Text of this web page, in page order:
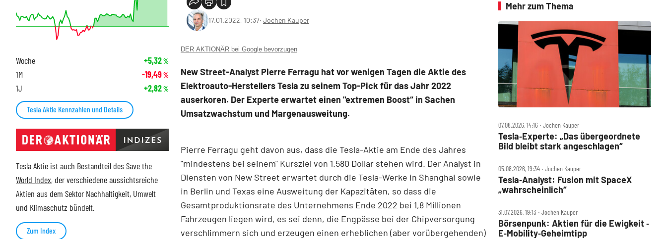
17.01.2022, 10:37‧ Jochen Kauper
DER AKTIONÄR bei Google bevorzugen
New Street-Analyst Pierre Ferragu hat vor wenigen Tagen die Aktie des
Elektroauto-Herstellers Tesla zu seinem Top-Pick für das Jahr 2022
auserkoren. Der Experte erwartet einen "extremen Boost“ in Sachen
Umsatzwachstum und Margenausweitung.
Pierre Ferragu geht davon aus, dass die Tesla-Aktie am Ende des Jahres
"mindestens bei seinem" Kursziel von 1.580 Dollar stehen wird. Der Analyst in
Diensten von New Street erwartet durch die Tesla-Werke in Shanghai sowie
in Berlin und Texas eine Ausweitung der Kapazitäten, so dass die
Gesamtproduktionsrate des Unternehmens Ende 2022 bei 1,8 Millionen
Fahrzeugen liegen wird, es sei denn, die Engpässe bei der Chipversorgung
verschlimmern sich und erzeugen einen erheblichen (aber vorübergehenden)
Woche +5,32%
1M -19,49%
1J +2,82%
Tesla Aktie Kennzahlen und Details
Tesla Aktie ist auch Bestandteil desSave the
World Index, der verschiedene aussichtsreiche
Aktien aus dem Sektor Nachhaltigkeit, Umwelt
und Klimaschutz bündelt.
Zum Index
Mehr zum Thema
07.08.2026, 14:16 ‧ Jochen Kauper
Tesla‑Experte: „Das übergeordnete
Bild bleibt stark angeschlagen“
05.08.2026, 19:34 ‧ Jochen Kauper
Tesla‑Analyst: Fusion mit SpaceX
„wahrscheinlich“
31.07.2026, 19:13 ‧ Jochen Kauper
Börsenpunk: Aktien für die Ewigkeit ‑
E‑Mobility‑Geheimtipp